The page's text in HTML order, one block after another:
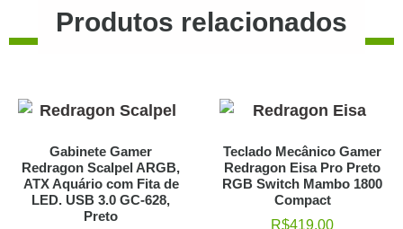
Produtos relacionados
Gabinete Gamer
Redragon Scalpel ARGB,
ATX Aquário com Fita de
LED. USB 3.0 GC-628,
Preto
Teclado Mecânico Gamer
Redragon Eisa Pro Preto
RGB Switch Mambo 1800
Compact
R$419,00